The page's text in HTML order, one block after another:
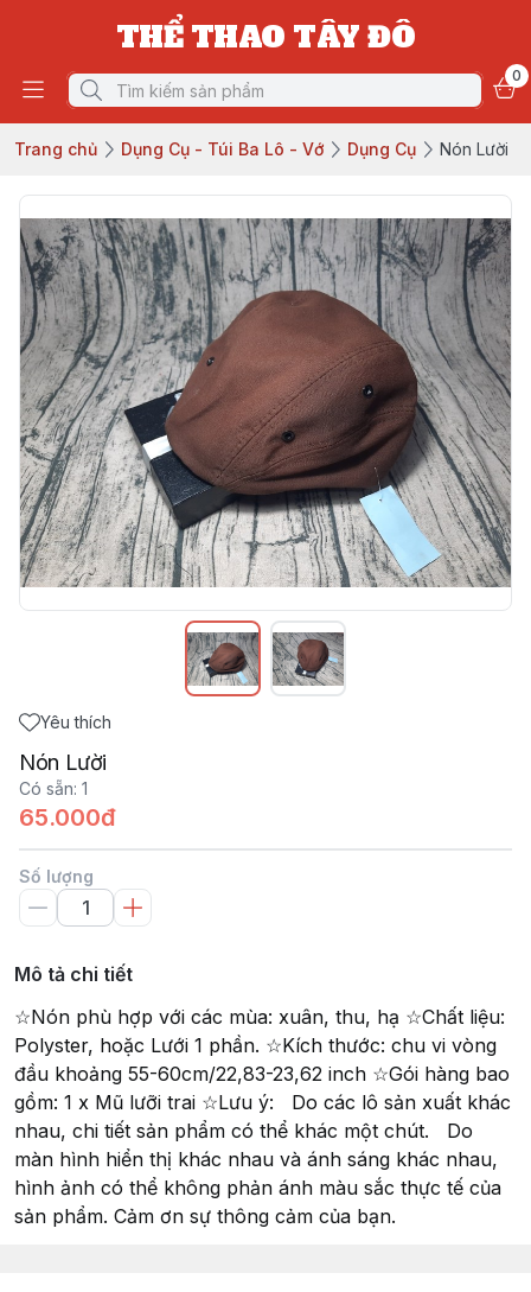
THỂ THAO TÂY ĐÔ
0
Trang chủ Dụng Cụ - Túi Ba Lô - Vớ Dụng Cụ Nón Lười
Yêu thích
Nón Lười
Có sẵn: 1
65.000đ
Số lượng
Mô tả chi tiết
☆Nón phù hợp với các mùa: xuân, thu, hạ ☆Chất liệu:
Polyster, hoặc Lưới 1 phần. ☆Kích thước: chu vi vòng
đầu khoảng 55-60cm/22,83-23,62 inch ☆Gói hàng bao
gồm: 1 x Mũ lưỡi trai ☆Lưu ý: Do các lô sản xuất khác
nhau, chi tiết sản phẩm có thể khác một chút. Do
màn hình hiển thị khác nhau và ánh sáng khác nhau,
hình ảnh có thể không phản ánh màu sắc thực tế của
sản phẩm. Cảm ơn sự thông cảm của bạn.